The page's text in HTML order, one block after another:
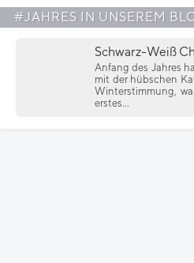
#JAHRES IN UNSEREM
Schwarz-Weiß
Anfang des Jahres
mit der hübschen
Winterstimmung,
erstes...